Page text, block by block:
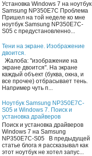
Установка Windows 7 на ноутбук
Samsung NP350E7C Проблема
Пришел на той неделе ко мне
ноутбук Samsung NP350E7C-
S05 с предустановленно...
Тени на экране. Изображение
двоится.
Жалоба: "изображение на
экране двоится". На экране
каждый объект (буква, окна, и
все прочее) отбрасывает тень.
Например чуть п...
Ноутбук Samsung NP350E7C-
S05 и Windows 7. Поиск и
установка драйверов
Поиск и установка драйверов
Windows 7 на Samsung
NP350E7C-S05 В предыдущей
статье блога я рассказывал как
этот ноутбук не хотел запус...